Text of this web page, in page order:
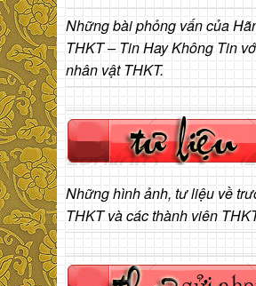
Những bài phỏng vấn của
THKT – Tin Hay Không Tin
nhân vật THKT.
Những hình ảnh, tư liệu về
THKT và các thành viên